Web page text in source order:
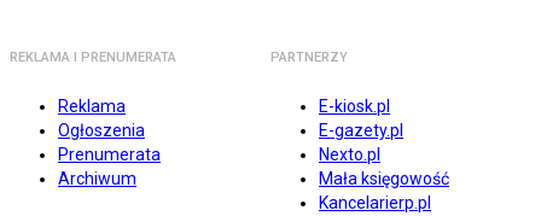
REKLAMA I PRENUMERATA
Reklama
Ogłoszenia
Prenumerata
Archiwum
PARTNERZY
E-kiosk.pl
E-gazety.pl
Nexto.pl
Mała księgowość
Kancelarierp.pl